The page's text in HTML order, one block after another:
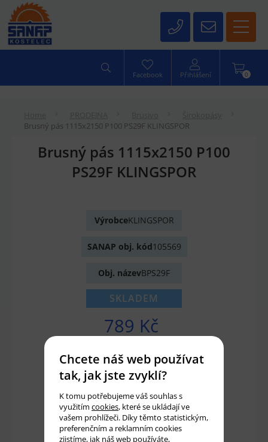
0
Facebook Přihlášení
Brusný pás 1115x2150 P100 PS29F KLINGSPOR
Brusný pás 1115x2150 P100
PS29F KLINGSPOR
VýrobceKLINGSPOR
SANAP obj. kód105569
Obj. názevBPS29F
SKLADEM
789 Kč
Množství:
Přidat do košíku
Chcete náš web používat
tak, jak jste zvyklí?
K tomu potřebujeme váš souhlas s
využitím cookies, které se ukládají ve
vašem prohlížeči. Díky těmto statistickým,
preferenčním a reklamním cookies
zjistíme, jak náš web používáte,